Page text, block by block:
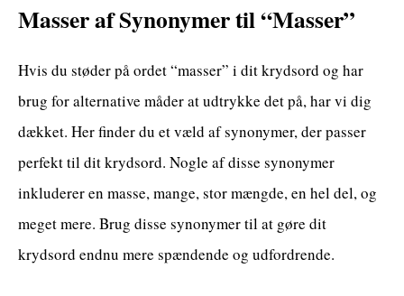
Masser af Synonymer til “Masser”
Hvis du støder på ordet “masser” i dit krydsord og har
brug for alternative måder at udtrykke det på, har vi dig
dækket. Her finder du et væld af synonymer, der passer
perfekt til dit krydsord. Nogle af disse synonymer
inkluderer en masse, mange, stor mængde, en hel del, og
meget mere. Brug disse synonymer til at gøre dit
krydsord endnu mere spændende og udfordrende.